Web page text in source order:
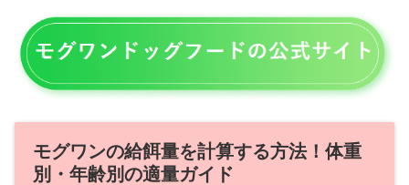
モグワンの給餌量を計算する方法！体重
別・年齢別の適量ガイド